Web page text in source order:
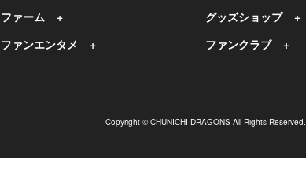
ファーム
ファンエンタメ
グッズショップ
ファンクラブ
Copyright © CHUNICHI DRAGONS All Rights Reserved.